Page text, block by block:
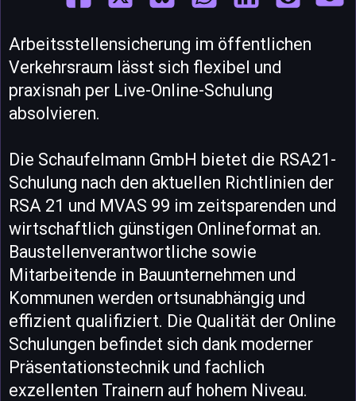
Arbeitsstellensicherung im öffentlichen
Verkehrsraum lässt sich flexibel und
praxisnah per Live-Online-Schulung
absolvieren.
Die Schaufelmann GmbH bietet die RSA21-
Schulung nach den aktuellen Richtlinien der
RSA 21 und MVAS 99 im zeitsparenden und
wirtschaftlich günstigen Onlineformat an.
Baustellenverantwortliche sowie
Mitarbeitende in Bauunternehmen und
Kommunen werden ortsunabhängig und
effizient qualifiziert. Die Qualität der Online
Schulungen befindet sich dank moderner
Präsentationstechnik und fachlich
exzellenten Trainern auf hohem Niveau.